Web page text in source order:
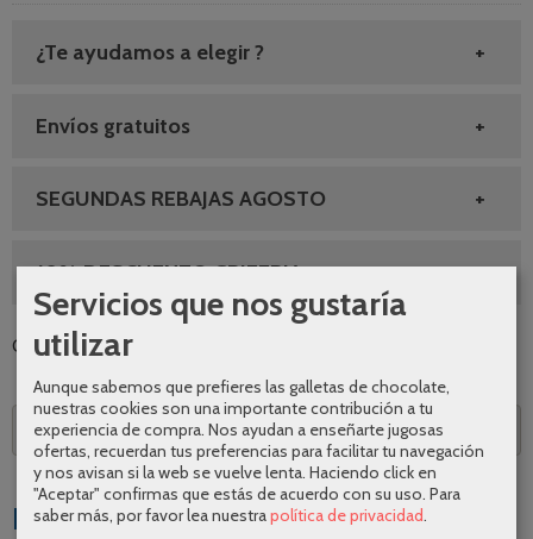
¿Te ayudamos a elegir ?
Envíos gratuitos
SEGUNDAS REBAJAS AGOSTO
10% DESCUENTO GRIFERIA
Categoría:Grifos de bidet
Descripción
Productos Relacionados
Servicios que nos gustaría
utilizar
Aunque sabemos que prefieres las galletas de chocolate,
nuestras cookies son una importante contribución a tu
experiencia de compra. Nos ayudan a enseñarte jugosas
ofertas, recuerdan tus preferencias para facilitar tu navegación
y nos avisan si la web se vuelve lenta. Haciendo click en
"Aceptar" confirmas que estás de acuerdo con su uso. Para
saber más, por favor lea nuestrapolítica de privacidad